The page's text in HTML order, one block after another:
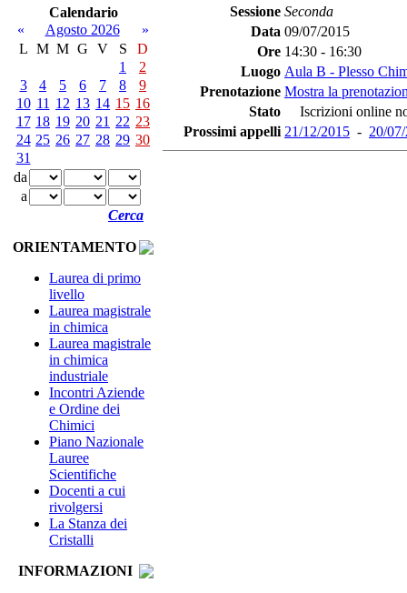
Calendario
«
Agosto 2026
»
L M M G V S
D
1
2
3
4 5 6 7 8
9
10 11 12 13 14 15 16
17 18 19 20 21 22 23
24 25 26 27 28 29 30
31
da
a
Cerca
ORIENTAMENTO
Laurea di primo
livello
Laurea magistrale
in chimica
Laurea magistrale
in chimica
industriale
Incontri Aziende
e Ordine dei
Chimici
Piano Nazionale
Lauree
Scientifiche
Docenti a cui
rivolgersi
La Stanza dei
Cristalli
INFORMAZIONI
Sessione Seconda
Data 09/07/2015
Ore 14:30 - 16:30
Luogo Aula B - Plesso
Prenotazione Mostra la
Stato
Iscrizioni online
Prossimi appelli 21/12/2015 - 20/